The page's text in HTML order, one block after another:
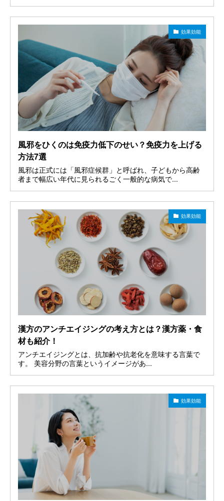
効果効能
風邪をひくのは免疫力低下のせい？免疫力を上げる
方法7選
風邪は正式には「風邪症候群」と呼ばれ、子どもから高齢
者まで幅広い年代に見られるごく一般的な病気で...
効果効能
漢方のアンチエイジングの考え方とは？漢方薬・食
材も紹介！
アンチエイジングとは、抗加齢や抗老化を意味する言葉で
す。 美容分野の言葉というイメージがあ...
効果効能